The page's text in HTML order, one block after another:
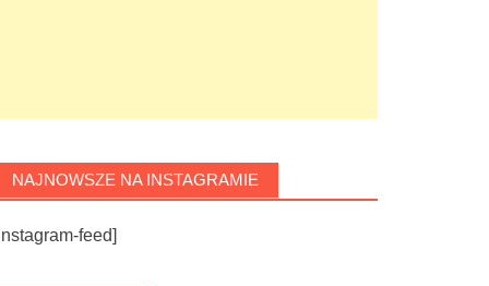
NAJNOWSZE NA INSTAGRAMIE
feed]